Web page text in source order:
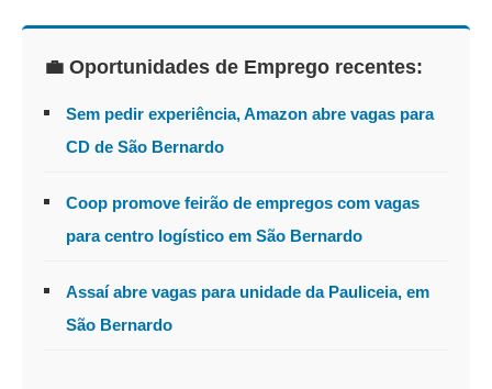
💼 Oportunidades de Emprego recentes:
Sem pedir experiência, Amazon abre vagas para
CD de São Bernardo
Coop promove feirão de empregos com vagas
para centro logístico em São Bernardo
Assaí abre vagas para unidade da Pauliceia, em
São Bernardo